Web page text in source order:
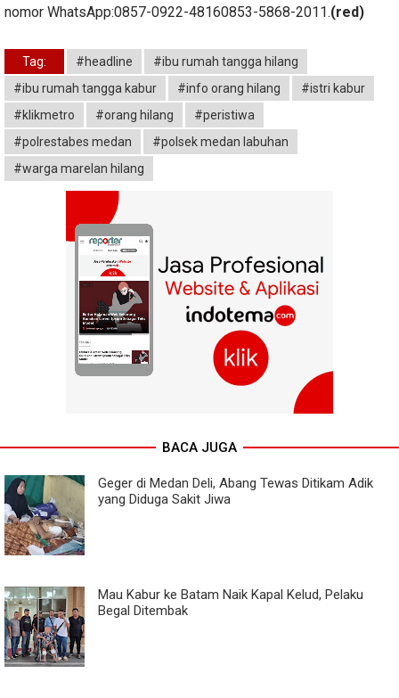
nomor WhatsApp:0857-0922-48160853-5868-2011.(red)
Tag: #headline
#ibu rumah tangga hilang
#ibu rumah tangga kabur
#info orang hilang
#istri kabur
#klikmetro
#orang hilang
#peristiwa
#polrestabes medan
#polsek medan labuhan
#warga marelan hilang
BACA JUGA
Geger di Medan Deli, Abang Tewas Ditikam Adik
yang Diduga Sakit Jiwa
Mau Kabur ke Batam Naik Kapal Kelud, Pelaku
Begal Ditembak